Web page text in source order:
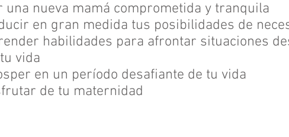
una nueva mamá comprometida y tranquila
en gran medida tus posibilidades de
habilidades para afrontar situaciones
vida
en un período desafiante de tu vida
de tu maternidad